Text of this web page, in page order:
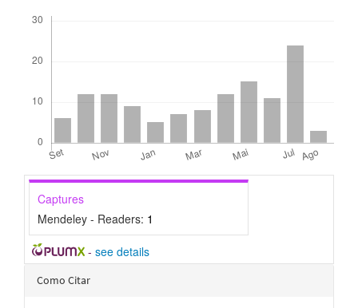
Captures
Mendeley - Readers: 1
- see details
Detalhes
Como Citar